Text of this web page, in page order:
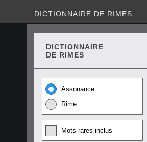
DICTIONNAIRE DE RIMES
DICTIONNAIRE
DE RIMES
Assonance
Rime
Mots rares inclus